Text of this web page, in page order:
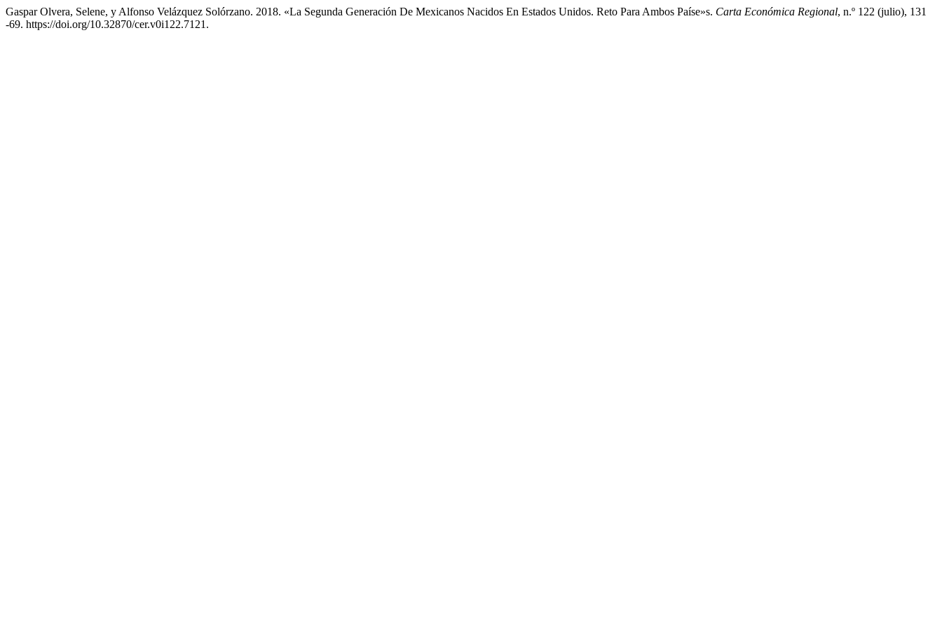
Gaspar Olvera, Selene, y Alfonso Velázquez Solórzano. 2018. «La Segunda Generación De Mexicanos Nacidos En Estados Unidos. Reto Para Ambos Paíse»s. Carta Económica Regional, n.º 122 (julio), 131
-69. https://doi.org/10.32870/cer.v0i122.7121.